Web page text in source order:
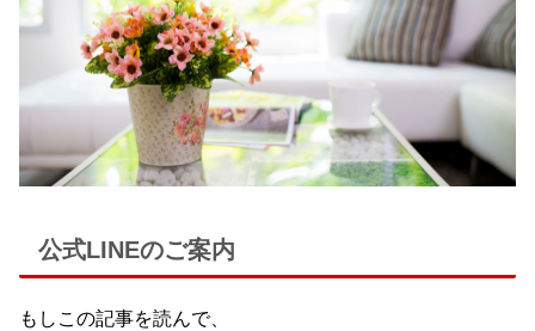
公式LINEのご案内
もしこの記事を読んで、